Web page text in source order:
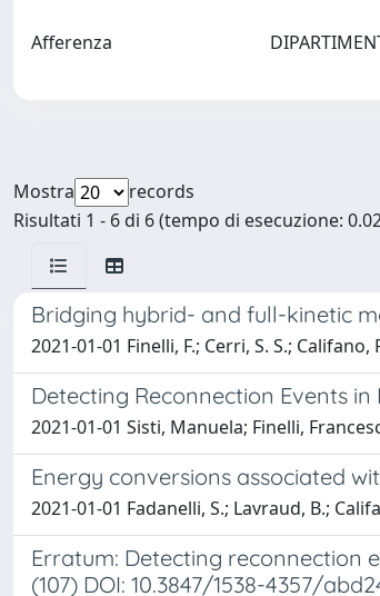
Afferenza
Mostra
records
Risultati 1 - 6 di 6 (tempo di esecuzione:
Bridging hybrid- and full-kinetic
2021-01-01 Finelli, F.; Cerri, S. S.; Califano,
Detecting Reconnection Events
2021-01-01 Sisti, Manuela; Finelli,
Energy conversions associated
2021-01-01 Fadanelli, S.; Lavraud, B.;
Erratum: Detecting reconnection
(107) DOI: 10.3847/1538-4357/